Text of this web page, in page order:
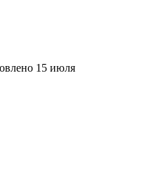
15 июля